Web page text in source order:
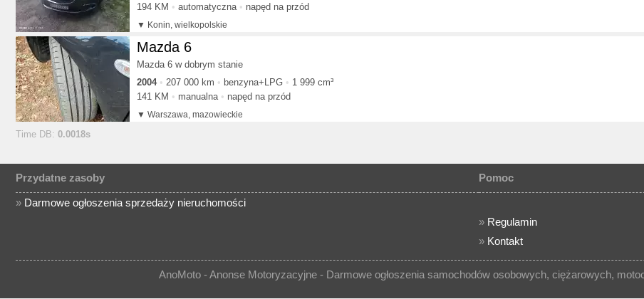
194 KM
automatyczna napęd na przód
Konin, wielkopolskie
Mazda 6
Mazda 6 w dobrym stanie
2004
207 000 km benzyna+LPG
1 999 cm³
141 KM
manualna napęd na przód
Warszawa, mazowieckie
Time DB: 0.0018s
Przydatne zasoby
» Darmowe ogłoszenia sprzedaży nieruchomości
Pomoc
» Regulamin
» Kontakt
AnoMoto - Anonse Motoryzacyjne - Darmowe ogłoszenia samochodów osobowych, ciężarowych,